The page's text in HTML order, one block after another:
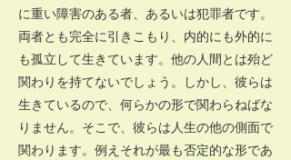
に重い障害のある者、あるいは犯罪者です。
両者とも完全に引きこもり、内的にも外的に
も孤立して生きています。他の人間とは殆ど
関わりを持てないでしょう。しかし、彼らは
生きているので、何らかの形で関わらねばな
りません。そこで、彼らは人生の他の側面で
関わります。例えそれが最も否定的な形であ